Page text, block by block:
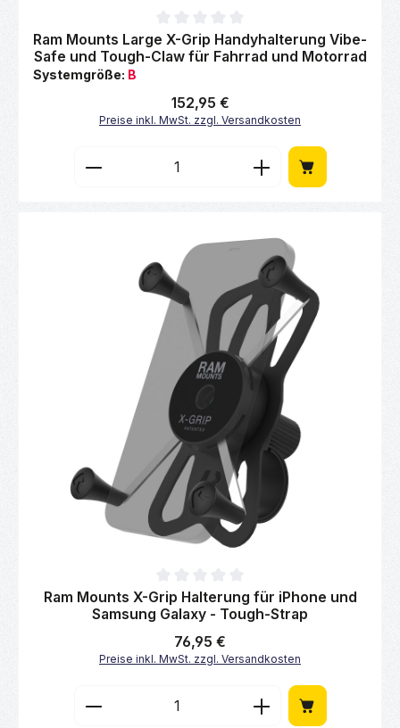
Durchschnittliche Bewertung von 0 von 5 Sternen
Ram Mounts Large X-Grip Handyhalterung Vibe-
Safe und Tough-Claw für Fahrrad und Motorrad
Systemgröße: B
Regulärer Preis:
152,95 €
Preise inkl. MwSt. zzgl. Versandkosten
Produkt Anzahl: Gib den gewünschten
Durchschnittliche Bewertung von 0 von 5 Sternen
Ram Mounts X-Grip Halterung für iPhone und
Samsung Galaxy - Tough-Strap
Regulärer Preis:
76,95 €
Preise inkl. MwSt. zzgl. Versandkosten
Produkt Anzahl: Gib den gewünschten